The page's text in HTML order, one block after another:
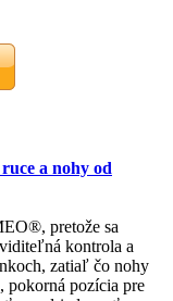
a nohy od
pretože sa
kontrola a
zatiaľ čo nohy
pokorná pozícia pre